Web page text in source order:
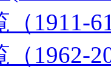
1911-
1962-